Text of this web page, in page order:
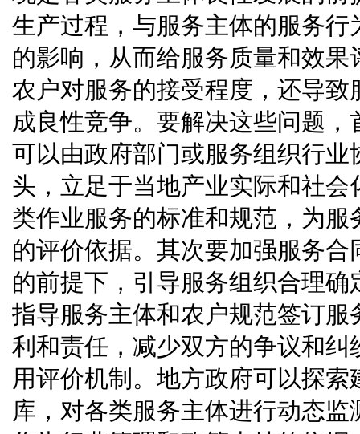
生产过程，与服务主体的服务
的影响，从而给服务质量和效
农户对服务的接受程度，还导
成良性竞争。要解决这些问题
可以由政府部门或服务组织行
头，立足于当地产业实际和社
类作业服务的标准和规范，为
的评价依据。其次要加强服务
的前提下，引导服务组织合理
指导服务主体和农户规范签订
利和责任，减少双方的争议和
用评价机制。地方政府可以探
库，对各类服务主体进行动态